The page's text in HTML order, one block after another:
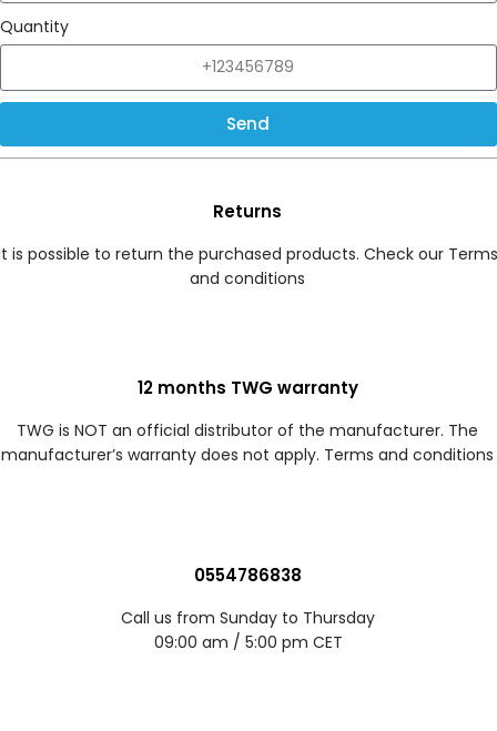
Quantity
Send
Returns
is possible to return the purchased products. Check our Terms
and conditions
12 months TWG warranty
TWG is NOT an official distributor of the manufacturer. The
manufacturer’s warranty does not apply. Terms and conditions
0554786838
Call us from Sunday to Thursday
09:00 am / 5:00 pm CET